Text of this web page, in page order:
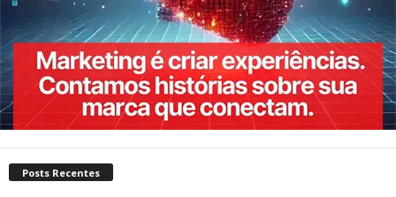
Posts Recentes